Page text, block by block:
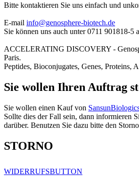
Bitte kontaktieren Sie uns einfach und
E-mail info@genosphere-biotech.de
Sie können uns auch unter 0711 901818-5
ACCELERATING DISCOVERY -
Paris.
Peptides, Bioconjugates, Genes, Proteins,
Sie wollen Ihren Auftrag
Sie wollen einen Kauf von
Sollte dies der Fall sein, dann informieren
darüber. Benutzen Sie dazu bitte den
STORNO
WIDERRUFSBUTTON